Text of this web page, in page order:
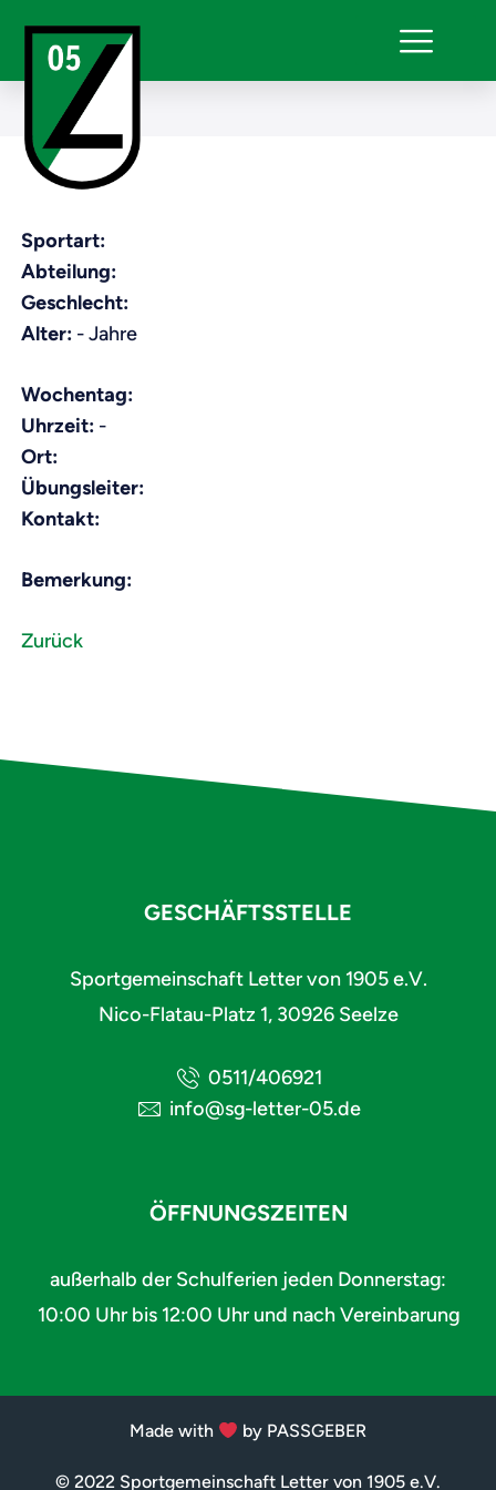
Sportart:
Abteilung:
Geschlecht:
Alter: - Jahre
Wochentag:
Uhrzeit: -
Ort:
Übungsleiter:
Kontakt:
Bemerkung:
Zurück
GESCHÄFTSSTELLE
Sportgemeinschaft Letter von 1905 e.V.
Nico-Flatau-Platz 1, 30926 Seelze
0511/406921
info@sg-letter-05.de
ÖFFNUNGSZEITEN
außerhalb der Schulferien jeden Donnerstag:
10:00 Uhr bis 12:00 Uhr und nach Vereinbarung
Made with by PASSGEBER
© 2022 Sportgemeinschaft Letter von 1905 e.V.